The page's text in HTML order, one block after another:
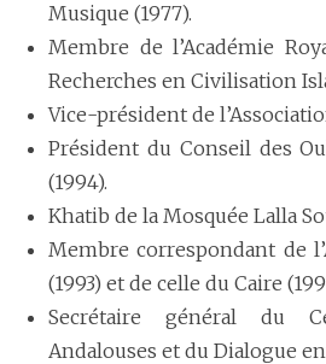
Musique (1977).
Membre de l’Académie
Recherches en Civilisation
Vice-président de
Président du Conseil des
(1994).
Khatib de la Mosquée Lalla
Membre correspondant de
(1993) et de celle du Caire
Secrétaire général du
Andalouses et du Dialogue